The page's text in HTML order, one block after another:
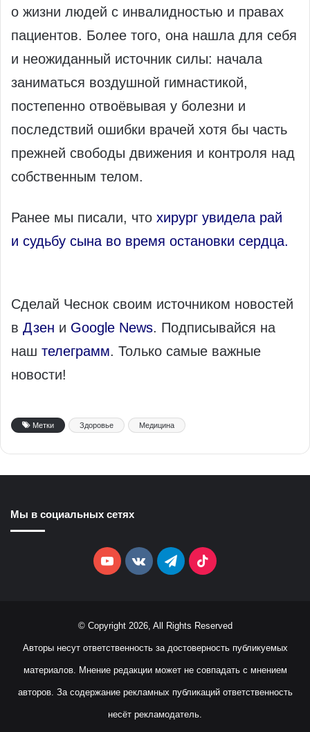
о жизни людей с инвалидностью и правах
пациентов. Более того, она нашла для себя
и неожиданный источник силы: начала
заниматься воздушной гимнастикой,
постепенно отвоёвывая у болезни и
последствий ошибки врачей хотя бы часть
прежней свободы движения и контроля над
собственным телом.
Ранее мы писали, что хирург увидела рай
и судьбу сына во время остановки сердца.
Сделай Чеснок своим источником новостей
в Дзен и Google News. Подписывайся на
наш телеграмм. Только самые важные
новости!
Метки Здоровье Медицина
Мы в социальных сетях
YouTubevk.comTelegramTikTok
© Copyright 2026, All Rights Reserved
Авторы несут ответственность за достоверность публикуемых
материалов. Мнение редакции может не совпадать с мнением
авторов. За содержание рекламных публикаций ответственность
несёт рекламодатель.